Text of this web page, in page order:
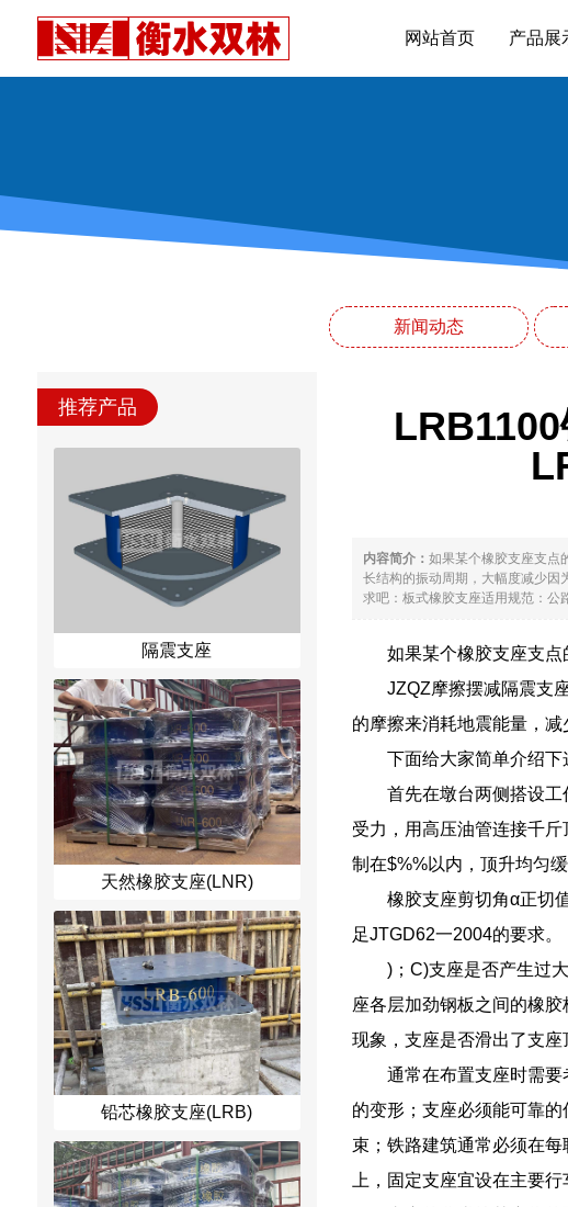
网站首页 产品展
新闻动态
推荐产品
隔震支座
天然橡胶支座(LNR)
铅芯橡胶支座(LRB)
内容简介： 如果某个橡胶支座支点
长结构的振动周期，大幅度减少因
求吧：板式橡胶支座适用规范：公
如果某个橡胶支座支点
JZQZ摩擦摆减隔震支
的摩擦来消耗地震能量，减
下面给大家简单介绍下
首先在墩台两侧搭设
受力，用高压油管连接千
制在$%%以内，顶升均匀
橡胶支座剪切角α正切
足JTGD62一2004的要求。
)；C)支座是否产生过
座各层加劲钢板之间的橡
现象，支座是否滑出了支座
通常在布置支座时需要
的变形；支座必须能可靠
束；铁路建筑通常必须在
上，固定支座宜设在主要